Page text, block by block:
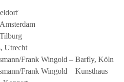
Utrecht
Frank Wingold – Barfly, Köln
Frank Wingold – Kunsthaus